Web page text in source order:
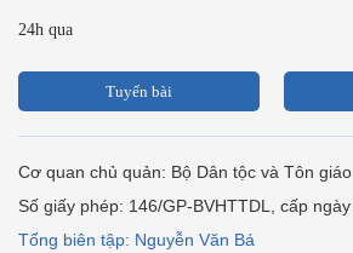
24h qua
Tuyến bài
Cơ quan chủ quản: Bộ Dân tộc và Tôn giáo
Số giấy phép: 146/GP-BVHTTDL, cấp
Tổng biên tập: Nguyễn Văn Bá